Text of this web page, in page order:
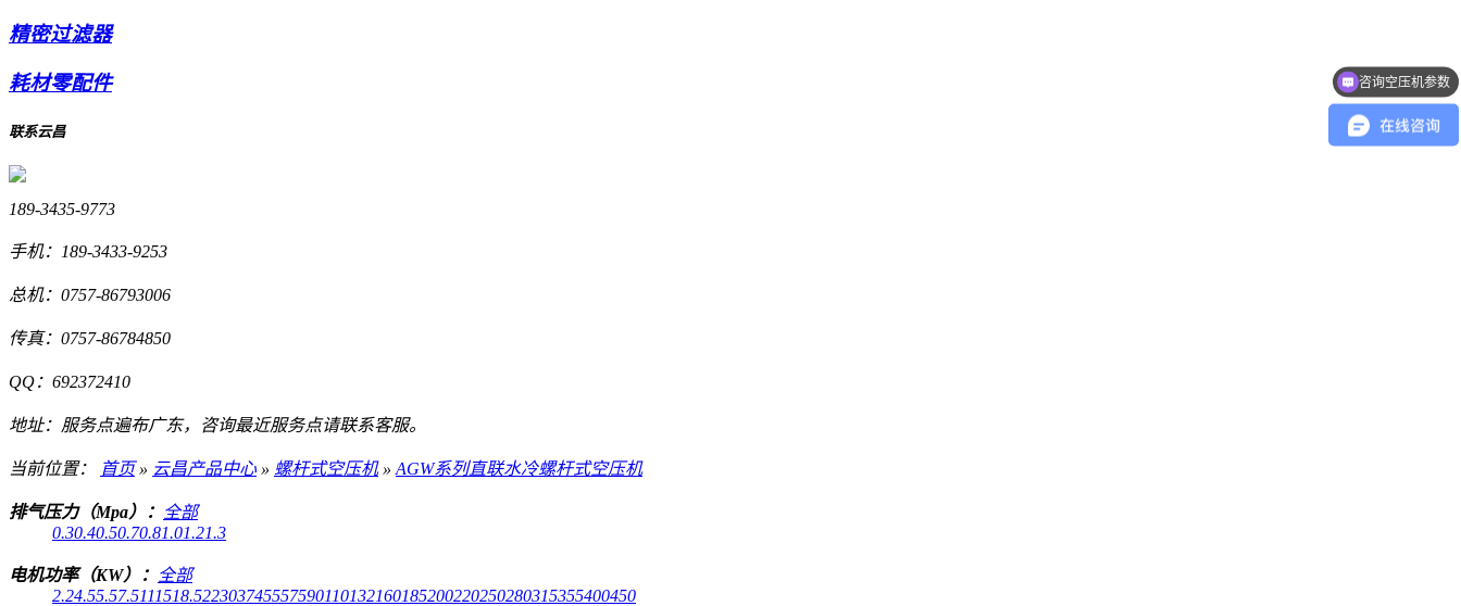
精密过滤器
耗材零配件
联系云昌
189-3435-9773
手机： 189-3433-9253
总机： 0757-86793006
传真： 0757-86784850
QQ： 692372410
地址： 服务点遍布广东，咨询最近服务点请联系客服。
当前位置： 首页» 云昌产品中心 » 螺杆式空压机» AGW系列直联水冷螺杆式空压机
排气压力（Mpa）： 全部
0.30.40.50.70.81.01.21.3
电机功率（KW）： 全部
2.24.55.57.5111518.522303745557590110132160185200220250280315355400450
咨询空压机参数